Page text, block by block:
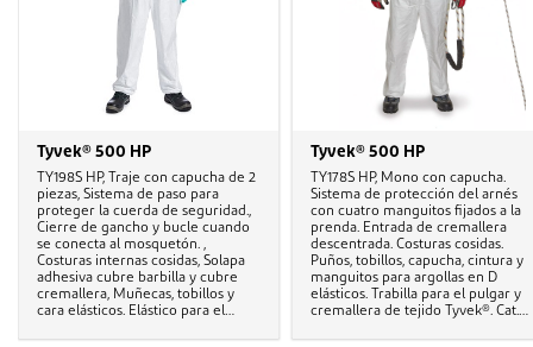
Tyvek® 500 HP
TY198S HP, Traje con capucha de 2
piezas, Sistema de paso para
proteger la cuerda de seguridad.,
Cierre de gancho y bucle cuando
se conecta al mosquetón. ,
Costuras internas cosidas, Solapa
adhesiva cubre barbilla y cubre
cremallera, Muñecas, tobillos y
cara elásticos. Elástico para el
Tyvek® 500 HP
TY178S HP, Mono con capucha.
Sistema de protección del arnés
con cuatro manguitos fijados a la
prenda. Entrada de cremallera
descentrada. Costuras cosidas.
Puños, tobillos, capucha, cintura y
manguitos para argollas en D
elásticos. Trabilla para el pulgar y
cremallera de tejido Tyvek®. Cat.